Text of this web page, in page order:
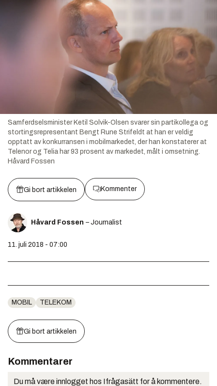
Samferdselsminister Ketil Solvik-Olsen svarer sin partikollega og
stortingsrepresentant Bengt Rune Strifeldt at han er veldig
opptatt av konkurransen i mobilmarkedet, der han konstaterer at
Telenor og Telia har 93 prosent av markedet, målt i omsetning.
Håvard Fossen
Gi bort artikkelen Kommenter
Håvard Fossen – Journalist
11. juli 2018 - 07:00
MOBIL TELEKOM
Gi bort artikkelen
Kommentarer
Du må være innlogget hos Ifrågasätt for å kommentere.